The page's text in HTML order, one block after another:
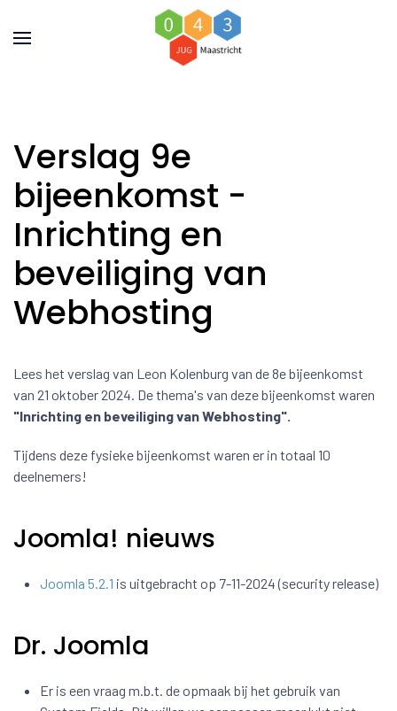
Verslag 9e
bijeenkomst -
Inrichting en
beveiliging van
Webhosting
Lees het verslag van Leon Kolenburg van de 8e bijeenkomst
van 21 oktober 2024. De thema's van deze bijeenkomst waren
"Inrichting en beveiliging van Webhosting".
Tijdens deze fysieke bijeenkomst waren er in totaal 10
deelnemers!
Joomla! nieuws
Joomla 5.2.1 is uitgebracht op 7-11-2024 (security release)
Dr. Joomla
Er is een vraag m.b.t. de opmaak bij het gebruik van